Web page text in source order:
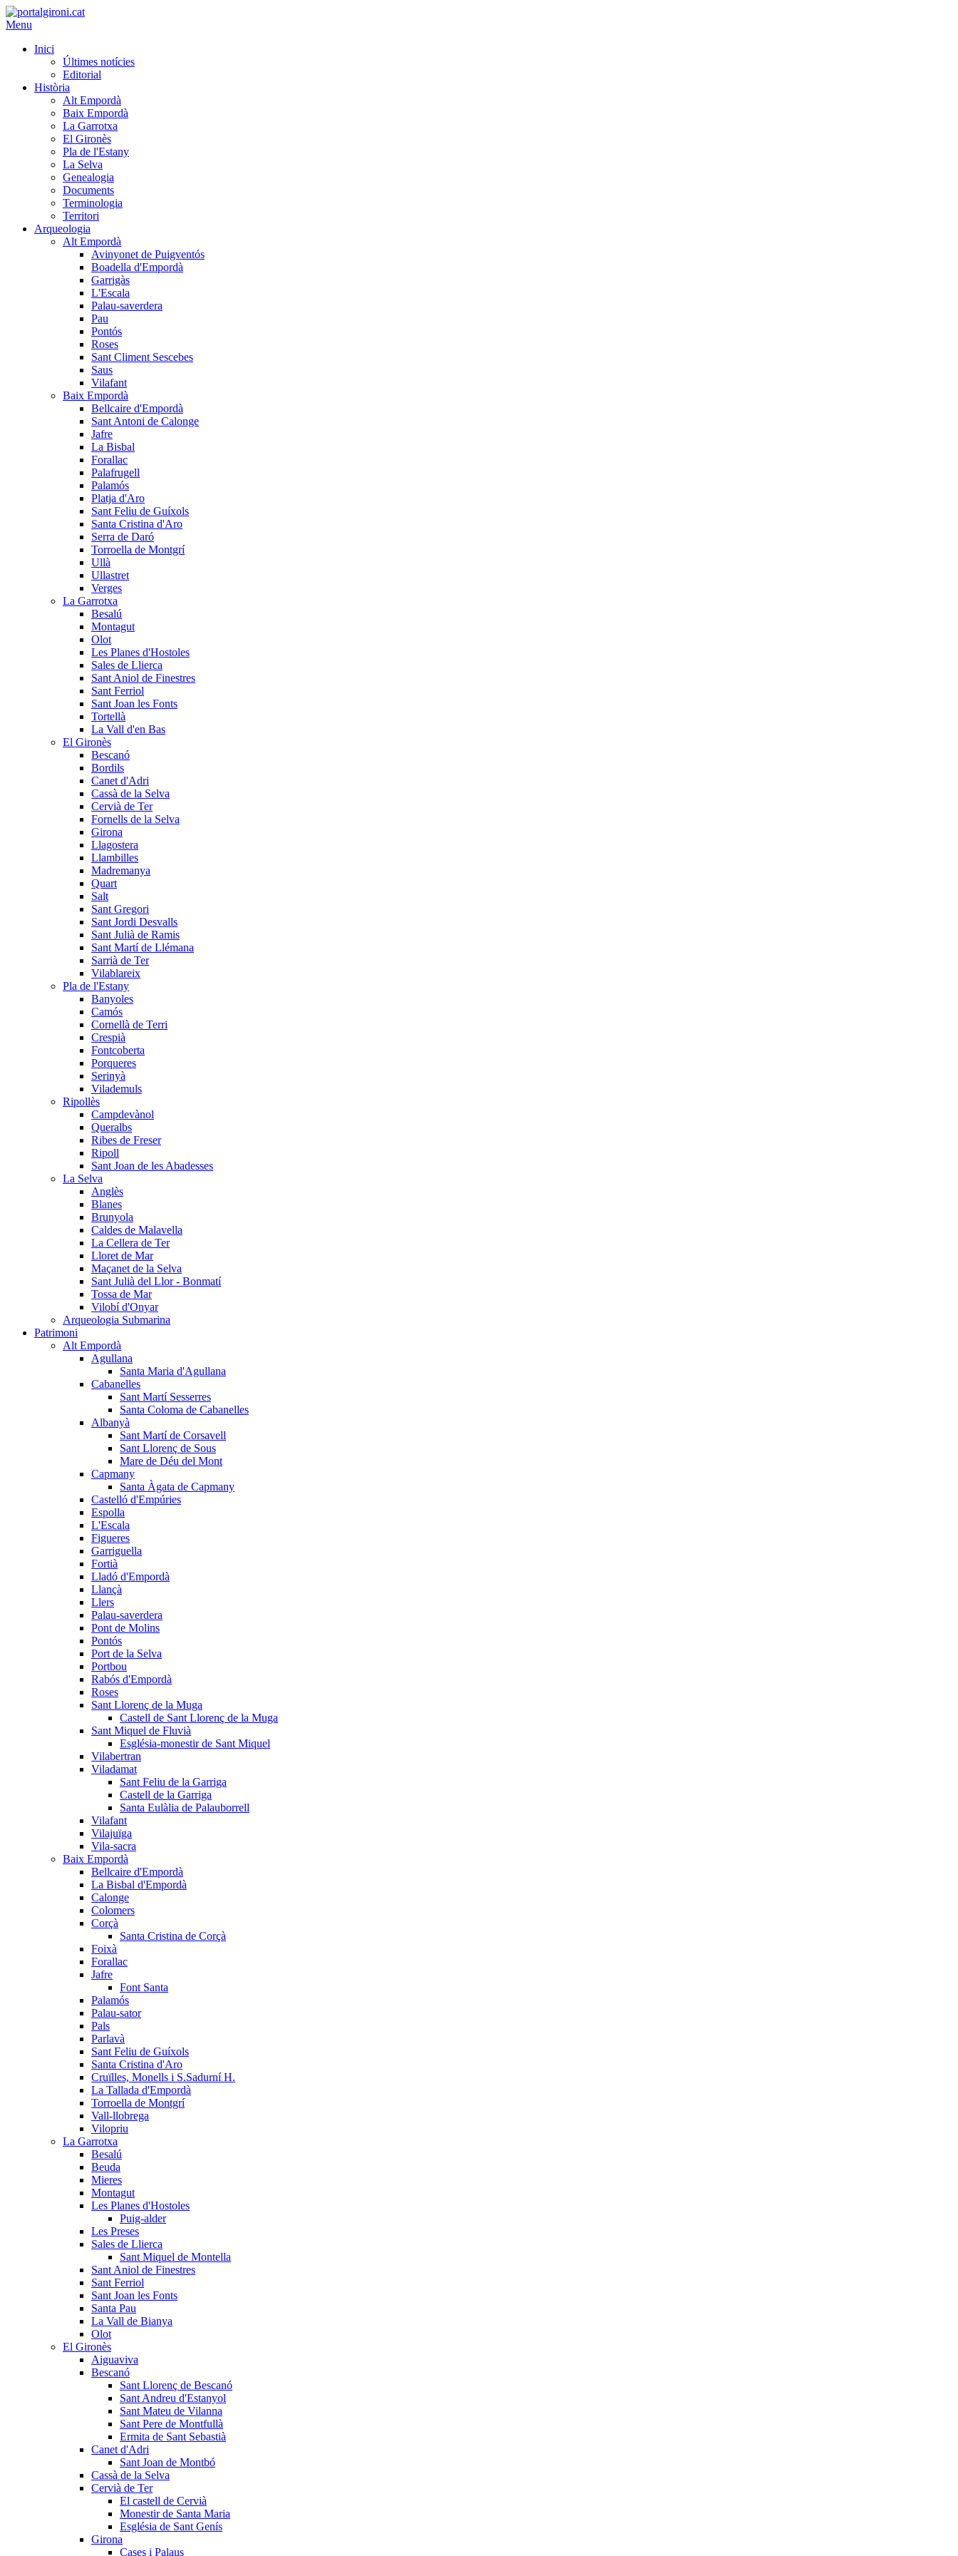
Menu
Inici
Últimes notícies
Editorial
Història
Alt Empordà
Baix Empordà
La Garrotxa
El Gironès
Pla de l'Estany
La Selva
Genealogia
Documents
Terminologia
Territori
Arqueologia
Alt Empordà
Avinyonet de Puigventós
Boadella d'Empordà
Garrigàs
L'Escala
Palau-saverdera
Pau
Pontós
Roses
Sant Climent Sescebes
Saus
Vilafant
Baix Empordà
Bellcaire d'Empordà
Sant Antoni de Calonge
Jafre
La Bisbal
Forallac
Palafrugell
Palamós
Platja d'Aro
Sant Feliu de Guíxols
Santa Cristina d'Aro
Serra de Daró
Torroella de Montgrí
Ullà
Ullastret
Verges
La Garrotxa
Besalú
Montagut
Olot
Les Planes d'Hostoles
Sales de Llierca
Sant Aniol de Finestres
Sant Ferriol
Sant Joan les Fonts
Tortellà
La Vall d'en Bas
El Gironès
Bescanó
Bordils
Canet d'Adri
Cassà de la Selva
Cervià de Ter
Fornells de la Selva
Girona
Llagostera
Llambilles
Madremanya
Quart
Salt
Sant Gregori
Sant Jordi Desvalls
Sant Julià de Ramis
Sant Martí de Llémana
Sarrià de Ter
Vilablareix
Pla de l'Estany
Banyoles
Camós
Cornellà de Terri
Crespià
Fontcoberta
Porqueres
Serinyà
Vilademuls
Ripollès
Campdevànol
Queralbs
Ribes de Freser
Ripoll
Sant Joan de les Abadesses
La Selva
Anglès
Blanes
Brunyola
Caldes de Malavella
La Cellera de Ter
Lloret de Mar
Maçanet de la Selva
Sant Julià del Llor - Bonmatí
Tossa de Mar
Vilobí d'Onyar
Arqueologia Submarina
Patrimoni
Alt Empordà
Agullana
Santa Maria d'Agullana
Cabanelles
Sant Martí Sesserres
Santa Coloma de Cabanelles
Albanyà
Sant Martí de Corsavell
Sant Llorenç de Sous
Mare de Déu del Mont
Capmany
Santa Àgata de Capmany
Castelló d'Empúries
Espolla
L'Escala
Figueres
Garriguella
Fortià
Lladó d'Empordà
Llançà
Llers
Palau-saverdera
Pont de Molins
Pontós
Port de la Selva
Portbou
Rabós d'Empordà
Roses
Sant Llorenç de la Muga
Castell de Sant Llorenç de la Muga
Sant Miquel de Fluvià
Església-monestir de Sant Miquel
Vilabertran
Viladamat
Sant Feliu de la Garriga
Castell de la Garriga
Santa Eulàlia de Palauborrell
Vilafant
Vilajuïga
Vila-sacra
Baix Empordà
Bellcaire d'Empordà
La Bisbal d'Empordà
Calonge
Colomers
Corçà
Santa Cristina de Corçà
Foixà
Forallac
Jafre
Font Santa
Palamós
Palau-sator
Pals
Parlavà
Sant Feliu de Guíxols
Santa Cristina d'Aro
Cruïlles, Monells i S.Sadurní H.
La Tallada d'Empordà
Torroella de Montgrí
Vall-llobrega
Vilopriu
La Garrotxa
Besalú
Beuda
Mieres
Montagut
Les Planes d'Hostoles
Puig-alder
Les Preses
Sales de Llierca
Sant Miquel de Montella
Sant Aniol de Finestres
Sant Ferriol
Sant Joan les Fonts
Santa Pau
La Vall de Bianya
Olot
El Gironès
Aiguaviva
Bescanó
Sant Llorenç de Bescanó
Sant Andreu d'Estanyol
Sant Mateu de Vilanna
Sant Pere de Montfullà
Ermita de Sant Sebastià
Canet d'Adri
Sant Joan de Montbó
Cassà de la Selva
Cervià de Ter
El castell de Cervià
Monestir de Santa Maria
Església de Sant Genís
Girona
Cases i Palaus